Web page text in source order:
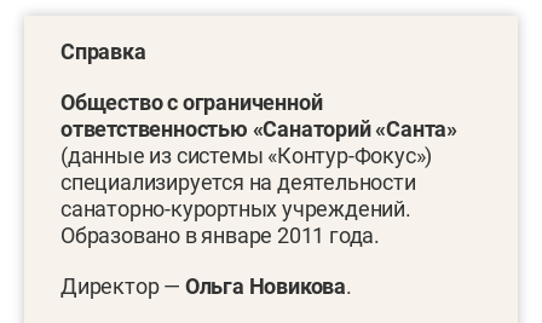
Справка
Общество с ограниченной
ответственностью «Санаторий «Санта»
(данные из системы «Контур-Фокус»)
специализируется на деятельности
санаторно-курортных учреждений.
Образовано в январе 2011 года.
Директор — Ольга Новикова.